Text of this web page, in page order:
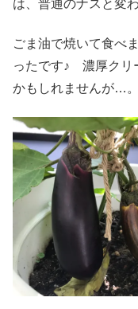
は、普通のナスと変
ごま油で焼いて食べ
ったです♪ 濃厚クリ
かもしれませんが…。